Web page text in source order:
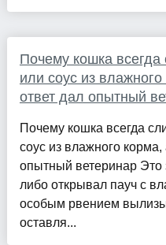
Почему кошка всегда
или соус из
ответ дал опытный
Почему кошка всегда
соус из влажного корма,
опытный ветеринар Это
либо открывал пауч с
особым рвением
оставля...